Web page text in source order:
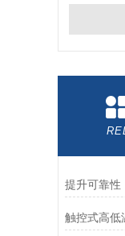
触控式高低